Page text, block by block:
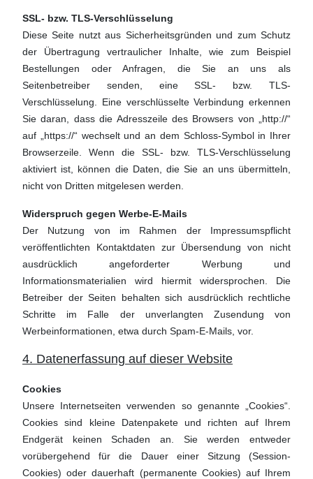
SSL- bzw. TLS-Verschlüsselung
Diese Seite nutzt aus Sicherheitsgründen und zum Schutz
der Übertragung vertraulicher Inhalte, wie zum Beispiel
Bestellungen oder Anfragen, die Sie an uns als
Seitenbetreiber senden, eine SSL- bzw. TLS-
Verschlüsselung. Eine verschlüsselte Verbindung erkennen
Sie daran, dass die Adresszeile des Browsers von „http://“
auf „https://“ wechselt und an dem Schloss-Symbol in Ihrer
Browserzeile. Wenn die SSL- bzw. TLS-Verschlüsselung
aktiviert ist, können die Daten, die Sie an uns übermitteln,
nicht von Dritten mitgelesen werden.
Widerspruch gegen Werbe-E-Mails
Der Nutzung von im Rahmen der Impressumspflicht
veröffentlichten Kontaktdaten zur Übersendung von nicht
ausdrücklich angeforderter Werbung und
Informationsmaterialien wird hiermit widersprochen. Die
Betreiber der Seiten behalten sich ausdrücklich rechtliche
Schritte im Falle der unverlangten Zusendung von
Werbeinformationen, etwa durch Spam-E-Mails, vor.
4. Datenerfassung auf dieser Website
Cookies
Unsere Internetseiten verwenden so genannte „Cookies“.
Cookies sind kleine Datenpakete und richten auf Ihrem
Endgerät keinen Schaden an. Sie werden entweder
vorübergehend für die Dauer einer Sitzung (Session-
Cookies) oder dauerhaft (permanente Cookies) auf Ihrem